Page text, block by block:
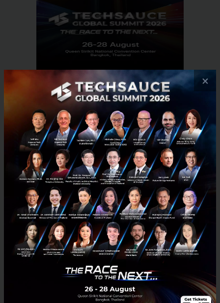
RELATED ARTICLE
3 เรื่องที่ประเทศไทยต้อง Focus สร้างคน–นวัตกรรม–ปฏิรูป
×